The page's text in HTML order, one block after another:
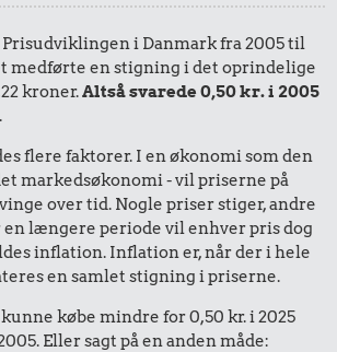
Prisudviklingen i Danmark fra 2005 til
medførte en stigning i det oprindelige
kroner.Altså svarede 0,50 kr. i 2005
.
flere faktorer. I en økonomi som den
markedsøkonomi - vil priserne på
over tid. Nogle priser stiger, andre
en længere periode vil enhver pris dog
inflation. Inflation er, når der i hele
en samlet stigning i priserne.
købe mindre for 0,50 kr. i 2025
Eller sagt på en anden måde: